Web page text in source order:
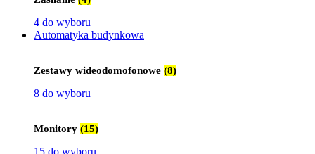
4 do wyboru
Automatyka budynkowa
Zestawy wideodomofonowe (8)
8 do wyboru
Monitory (15)
15 do wyboru